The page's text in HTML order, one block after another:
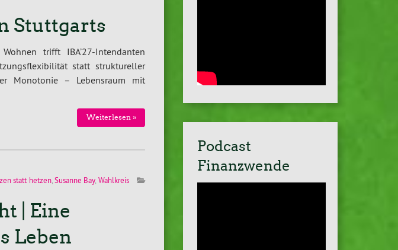
Stuttgarts
trifft IBA’27-Intendanten
statt struktureller
Monotonie – Lebensraum mit
Weiterlesen »
statt hetzen, Susanne Bay, Wahlkreis
| Eine
Leben
Podcast
Finanzwende